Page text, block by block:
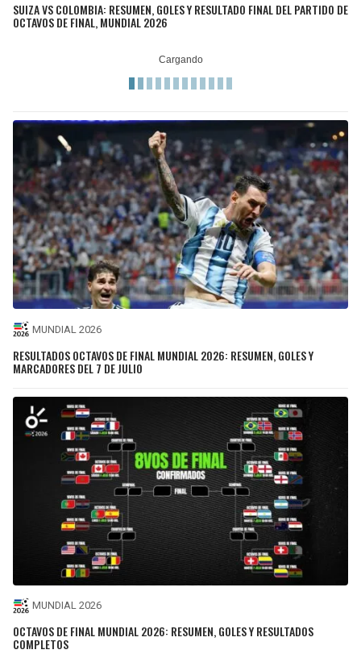
SUIZA VS COLOMBIA: RESUMEN, GOLES Y RESULTADO FINAL DEL PARTIDO DE
OCTAVOS DE FINAL, MUNDIAL 2026
MUNDIAL 2026
RESULTADOS OCTAVOS DE FINAL MUNDIAL 2026: RESUMEN, GOLES Y
MARCADORES DEL 7 DE JULIO
MUNDIAL 2026
OCTAVOS DE FINAL MUNDIAL 2026: RESUMEN, GOLES Y RESULTADOS
COMPLETOS